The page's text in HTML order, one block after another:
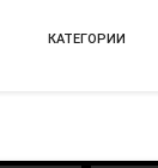
КАТЕГОРИИ